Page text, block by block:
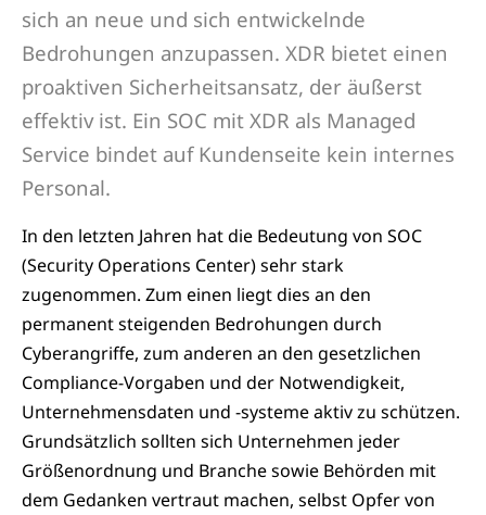
sich an neue und sich entwickelnde
Bedrohungen anzupassen. XDR bietet einen
proaktiven Sicherheitsansatz, der äußerst
effektiv ist. Ein SOC mit XDR als Managed
Service bindet auf Kundenseite kein internes
Personal.
In den letzten Jahren hat die Bedeutung von SOC
(Security Operations Center) sehr stark
zugenommen. Zum einen liegt dies an den
permanent steigenden Bedrohungen durch
Cyberangriffe, zum anderen an den gesetzlichen
Compliance-Vorgaben und der Notwendigkeit,
Unternehmensdaten und -systeme aktiv zu schützen.
Grundsätzlich sollten sich Unternehmen jeder
Größenordnung und Branche sowie Behörden mit
dem Gedanken vertraut machen, selbst Opfer von